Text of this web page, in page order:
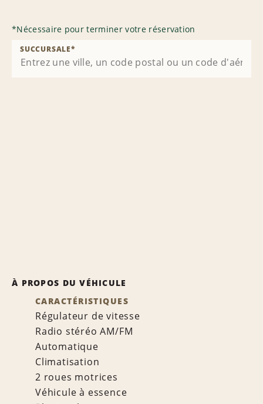
*Nécessaire pour terminer votre réservation
SUCCURSALE*
À PROPOS DU VÉHICULE
CARACTÉRISTIQUES
Régulateur de vitesse
Radio stéréo AM/FM
Automatique
Climatisation
2 roues motrices
Véhicule à essence